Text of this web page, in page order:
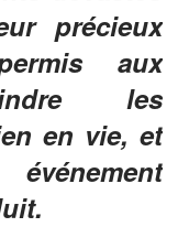
précieux
aux
les
en vie, et